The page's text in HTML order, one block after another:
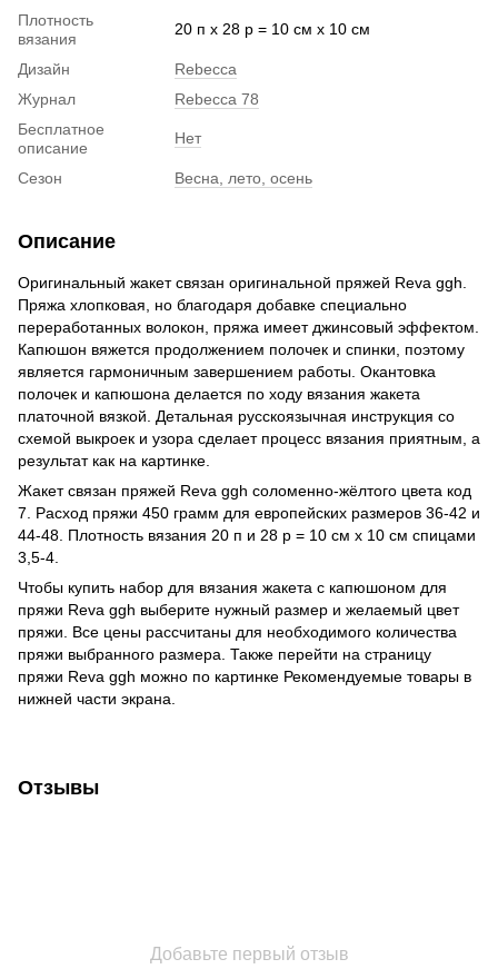
Плотность
вязания
20 п х 28 р = 10 см х 10 см
Дизайн
Rebecca
Журнал
Rebecca 78
Бесплатное
описание
Нет
Сезон Весна, лето, осень
Описание
Оригинальный жакет связан оригинальной пряжей Reva ggh.
Пряжа хлопковая, но благодаря добавке специально
переработанных волокон, пряжа имеет джинсовый эффектом.
Капюшон вяжется продолжением полочек и спинки, поэтому
является гармоничным завершением работы. Окантовка
полочек и капюшона делается по ходу вязания жакета
платочной вязкой. Детальная русскоязычная инструкция со
схемой выкроек и узора сделает процесс вязания приятным, а
результат как на картинке.
Жакет связан пряжей Reva ggh соломенно-жёлтого цвета код
7. Расход пряжи 450 грамм для европейских размеров 36-42 и
44-48. Плотность вязания 20 п и 28 р = 10 см х 10 см спицами
3,5-4.
Чтобы купить набор для вязания жакета с капюшоном для
пряжи Reva ggh выберите нужный размер и желаемый цвет
пряжи. Все цены рассчитаны для необходимого количества
пряжи выбранного размера. Также перейти на страницу
пряжи Reva ggh можно по картинке Рекомендуемые товары в
нижней части экрана.
Отзывы
Добавьте первый отзыв